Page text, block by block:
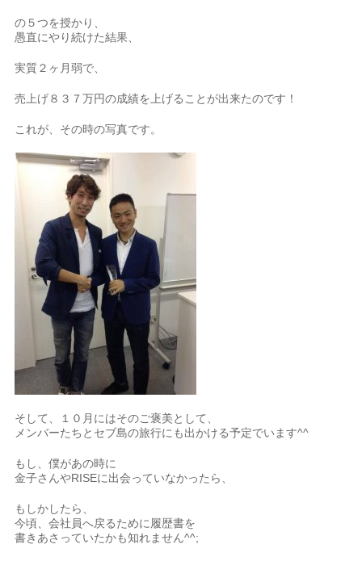
の５つを授かり、
愚直にやり続けた結果、
実質２ヶ月弱で、
売上げ８３７万円の成績を上げることが出来たのです！
これが、その時の写真です。
そして、１０月にはそのご褒美として、
メンバーたちとセブ島の旅行にも出かける予定でいます^^
もし、僕があの時に
金子さんやRISEに出会っていなかったら、
もしかしたら、
今頃、会社員へ戻るために履歴書を
書きあさっていたかも知れません^^;